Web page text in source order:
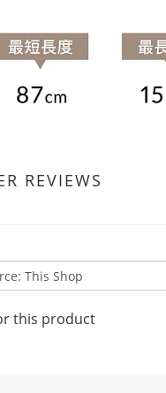
REVIEWS
this product